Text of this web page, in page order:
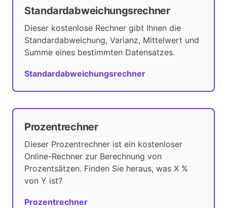
Standardabweichungsrechner
Dieser kostenlose Rechner gibt Ihnen die
Standardabweichung, Varianz, Mittelwert und
Summe eines bestimmten Datensatzes.
Standardabweichungsrechner
Prozentrechner
Dieser Prozentrechner ist ein kostenloser
Online-Rechner zur Berechnung von
Prozentsätzen. Finden Sie heraus, was X %
von Y ist?
Prozentrechner